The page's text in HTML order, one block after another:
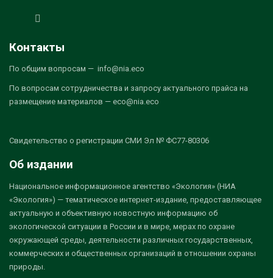
Контакты
По общим вопросам — info@nia.eco
По вопросам сотрудничества и запросу актуального прайса на
размещение материалов — eco@nia.eco
Свидетельство о регистрации СМИ Эл № ФС77-80306
Об издании
Национальное информационное агентство «Экология» (НИА
«Экология») — тематическое интернет-издание, предоставляющее
актуальную и объективную новостную информацию об
экологической ситуации в России и в мире, мерах по охране
окружающей среды, деятельности различных государственных,
коммерческих и общественных организаций в отношении охраны
природы.